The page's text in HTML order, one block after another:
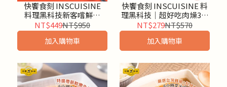
快饗食刻 INSCUISINE
料理黑科技新客嚐鮮組
(5,10入) - 法式紅酒燉牛肉/
栗子香菇燒雞/經典紅燒牛
肉/超好吃肉燥/港式精燉牛
腩煲
NT$449NT$950
加入購物車
快饗食刻 INSCUISINE 料
理黑科技│超好吃肉燥3入
組
NT$279NT$570
加入購物車